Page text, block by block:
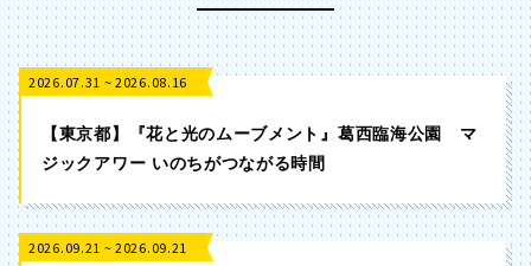
2026.07.31 ~ 2026.08.16
【東京都】『花と光のムーブメント』葛西臨海公園 マ
ジックアワー いのちがつながる時間
2026.09.21 ~ 2026.09.21